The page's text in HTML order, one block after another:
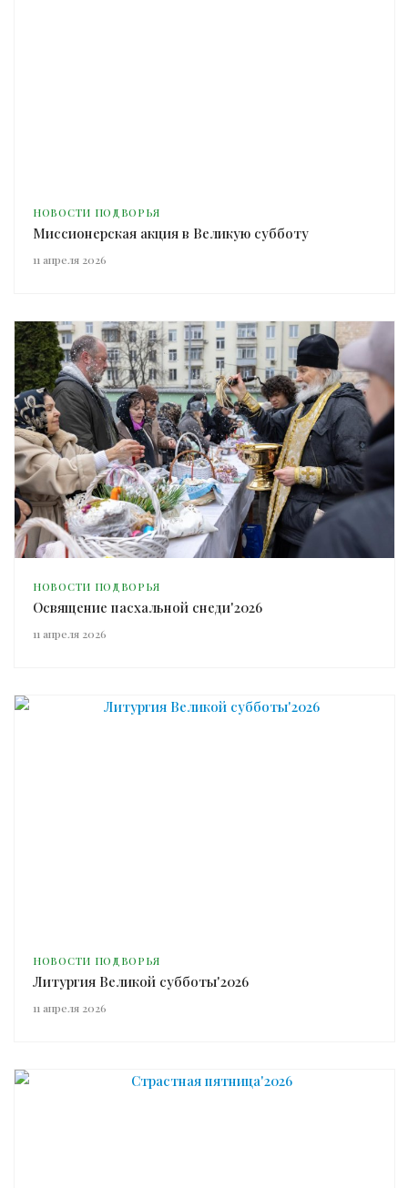
НОВОСТИ ПОДВОРЬЯ
Миссионерская акция в Великую субботу
11 апреля 2026
НОВОСТИ ПОДВОРЬЯ
Освящение пасхальной снеди'2026
11 апреля 2026
НОВОСТИ ПОДВОРЬЯ
Литургия Великой субботы'2026
11 апреля 2026